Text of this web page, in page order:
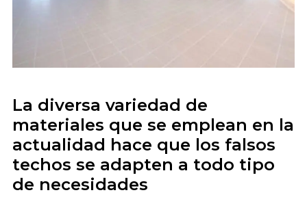
La diversa variedad de
materiales que se emplean en la
actualidad hace que los falsos
techos se adapten a todo tipo
de necesidades